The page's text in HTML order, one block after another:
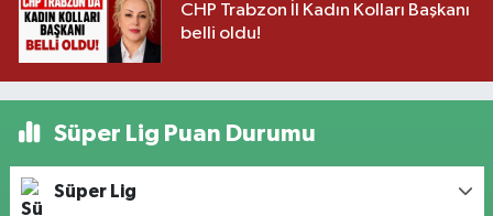
CHP Trabzon İl Kadın Kolları Başkanı
belli oldu!
Süper Lig Puan Durumu
Süper Lig